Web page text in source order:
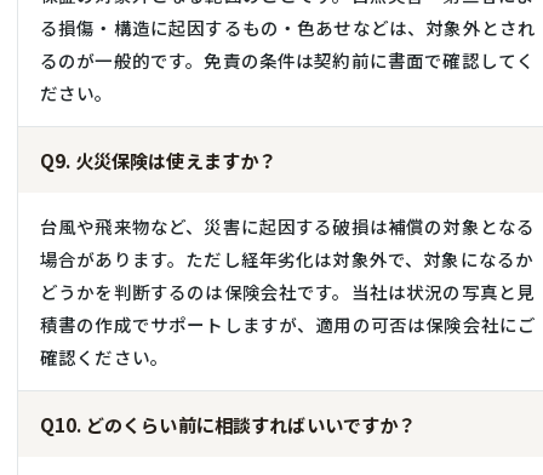
る損傷・構造に起因するもの・色あせなどは、対象外とされ
るのが一般的です。免責の条件は契約前に書面で確認してく
ださい。
Q9. 火災保険は使えますか？
台風や飛来物など、災害に起因する破損は補償の対象となる
場合があります。ただし経年劣化は対象外で、対象になるか
どうかを判断するのは保険会社です。当社は状況の写真と見
積書の作成でサポートしますが、適用の可否は保険会社にご
確認ください。
Q10. どのくらい前に相談すればいいですか？